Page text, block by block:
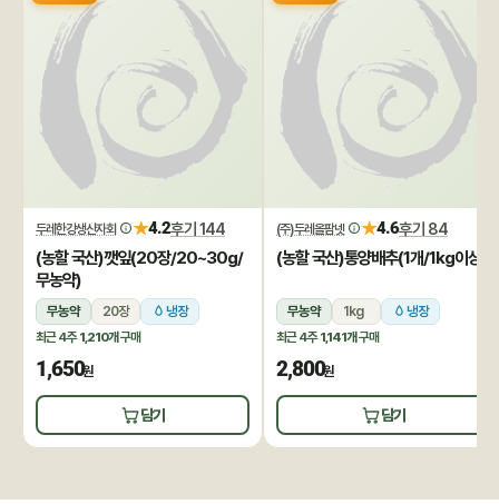
두레한강생산자회 ★4.2후기 144
(농할 국산)깻잎(20장/20~30g/
무농약)
무농약 20장 냉장
최근 4주1,210개 구매
1,650원
담기
(주)두레올팜넷 ★4.6후기 84
(농할 국산)통양배추(1개/1kg이상)
무농약 1kg 냉장
최근 4주1,141개 구매
2,800원
담기